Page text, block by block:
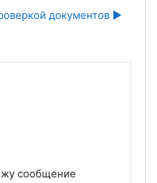
документов ▶︎
сообщение